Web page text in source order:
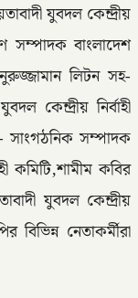
যুবদল কেন্দ্রীয়
সম্পাদক বাংলাদেশ
লিটন সহ-
কেন্দ্রীয় নির্বাহী
সাংগঠনিক সম্পাদক
কমিটি,শামীম কবির
যুবদল কেন্দ্রীয়
বিভিন্ন নেতাকর্মীরা